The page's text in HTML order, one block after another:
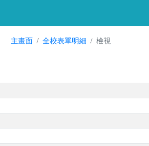
主畫面 全校表單明細 檢視